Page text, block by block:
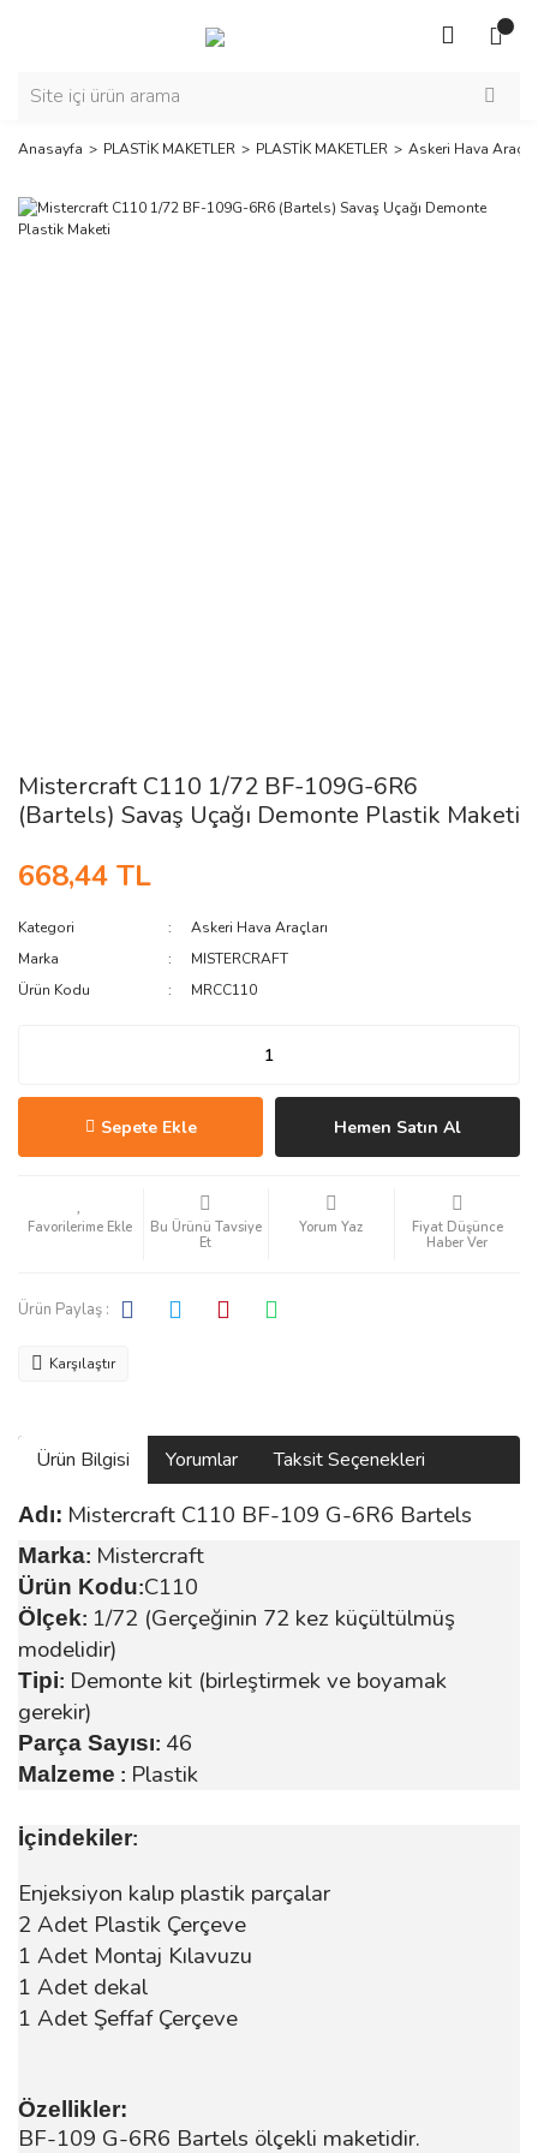
Anasayfa PLASTİK MAKETLER PLASTİK MAKETLER Askeri Hava
Mistercraft C110 1/72 BF-109G-6R6
(Bartels) Savaş Uçağı Demonte Plastik Maketi
668,44 TL
Kategori
Askeri Hava Araçları
Marka
MISTERCRAFT
Ürün Kodu
MRCC110
Sepete Ekle Hemen Satın Al
Bu Ürünü Tavsiye
Et
Yorum Yaz
Fiyat Düşünce
Haber Ver
Ürün Paylaş :
Karşılaştır
Ürün Bilgisi Yorumlar Taksit Seçenekleri
Adı: Mistercraft C110 BF-109 G-6R6 Bartels
Marka: Mistercraft
Ürün Kodu:C110
Ölçek: 1/72 (Gerçeğinin 72 kez küçültülmüş
modelidir)
Tipi: Demonte kit (birleştirmek ve boyamak
gerekir)
Parça Sayısı: 46
Malzeme : Plastik
İçindekiler:
Enjeksiyon kalıp plastik parçalar
2 Adet Plastik Çerçeve
1 Adet Montaj Kılavuzu
1 Adet dekal
1 Adet Şeffaf Çerçeve
Özellikler:
BF-109 G-6R6 Bartels ölçekli maketidir.